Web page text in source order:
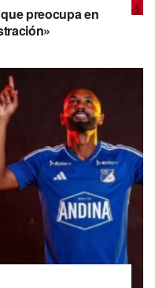
preocupa en